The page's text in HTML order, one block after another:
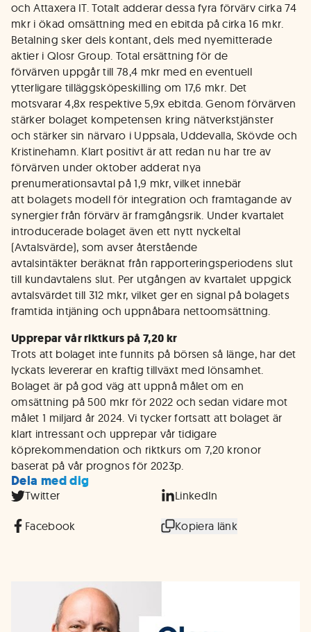
och Attaxera IT. Totalt adderar dessa fyra förvärv cirka 74
mkr i ökad omsättning med en ebitda på cirka 16 mkr.
Betalning sker dels kontant, dels med nyemitterade
aktier i Qlosr Group. Total ersättning för de
förvärven uppgår till 78,4 mkr med en eventuell
ytterligare tilläggsköpeskilling om 17,6 mkr. Det
motsvarar 4,8x respektive 5,9x ebitda. Genom förvärven
stärker bolaget kompetensen kring nätverkstjänster
och stärker sin närvaro i Uppsala, Uddevalla, Skövde och
Kristinehamn. Klart positivt är att redan nu har tre av
förvärven under oktober adderat nya
prenumerationsavtal på 1,9 mkr, vilket innebär
att bolagets modell för integration och framtagande av
synergier från förvärv är framgångsrik. Under kvartalet
introducerade bolaget även ett nytt nyckeltal
(Avtalsvärde), som avser återstående
avtalsintäkter beräknat från rapporteringsperiodens slut
till kundavtalens slut. Per utgången av kvartalet uppgick
avtalsvärdet till 312 mkr, vilket ger en signal på bolagets
framtida intjäning och uppnåbara nettoomsättning.
Upprepar vår riktkurs på 7,20 kr
Trots att bolaget inte funnits på börsen så länge, har det
lyckats levererar en kraftig tillväxt med lönsamhet.
Bolaget är på god väg att uppnå målet om en
omsättning på 500 mkr för 2022 och sedan vidare mot
målet 1 miljard år 2024. Vi tycker fortsatt att bolaget är
klart intressant och upprepar vår tidigare
köprekommendation och riktkurs om 7,20 kronor
baserat på vår prognos för 2023p.
Dela med dig
Twitter LinkedIn
Facebook Kopiera länk